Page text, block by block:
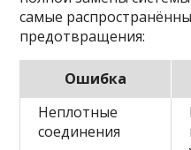
самые
предотвращения:
Ошибка
Неплотные
соединения